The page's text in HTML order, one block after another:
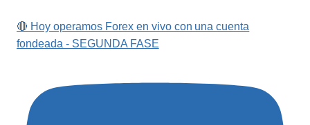
🔴 Hoy operamos Forex en vivo con una cuenta
fondeada - SEGUNDA FASE